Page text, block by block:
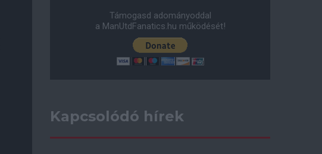
Támogasd adományoddal
a ManUtdFanatics.hu működését!
Kapcsolódó hírek